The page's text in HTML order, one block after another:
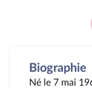
Biographie
Né le 7 mai